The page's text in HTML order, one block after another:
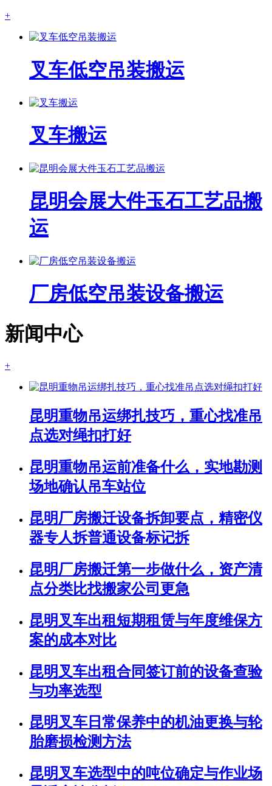
+
叉车低空吊装搬运
叉车搬运
昆明会展大件玉石工艺品搬
运
厂房低空吊装设备搬运
新闻中心
+
昆明重物吊运绑扎技巧，重心找准吊
点选对绳扣打好
昆明重物吊运前准备什么，实地勘测
场地确认吊车站位
昆明厂房搬迁设备拆卸要点，精密仪
器专人拆普通设备标记拆
昆明厂房搬迁第一步做什么，资产清
点分类比找搬家公司更急
昆明叉车出租短期租赁与年度维保方
案的成本对比
昆明叉车出租合同签订前的设备查验
与功率选型
昆明叉车日常保养中的机油更换与轮
胎磨损检测方法
昆明叉车选型中的吨位确定与作业场